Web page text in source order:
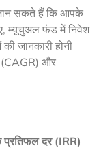
सकते हैं कि आपके
म्यूचुअल फंड में निवेश
जानकारी होनी
(CAGR) और
प्रतिफल दर (IRR)